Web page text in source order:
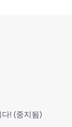
! (중지됨)